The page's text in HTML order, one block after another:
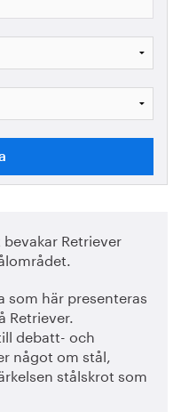
Retriever
här presenteras
Retriever.
debatt- och
något om stål,
stålskrot som